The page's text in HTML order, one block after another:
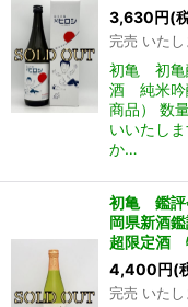
3,630円(
完売 いたし
初亀 初亀
酒 純米
商品） 数
いいたし
か…
初亀 鑑評
岡県新酒
超限定酒
4,400円(
完売 いたし